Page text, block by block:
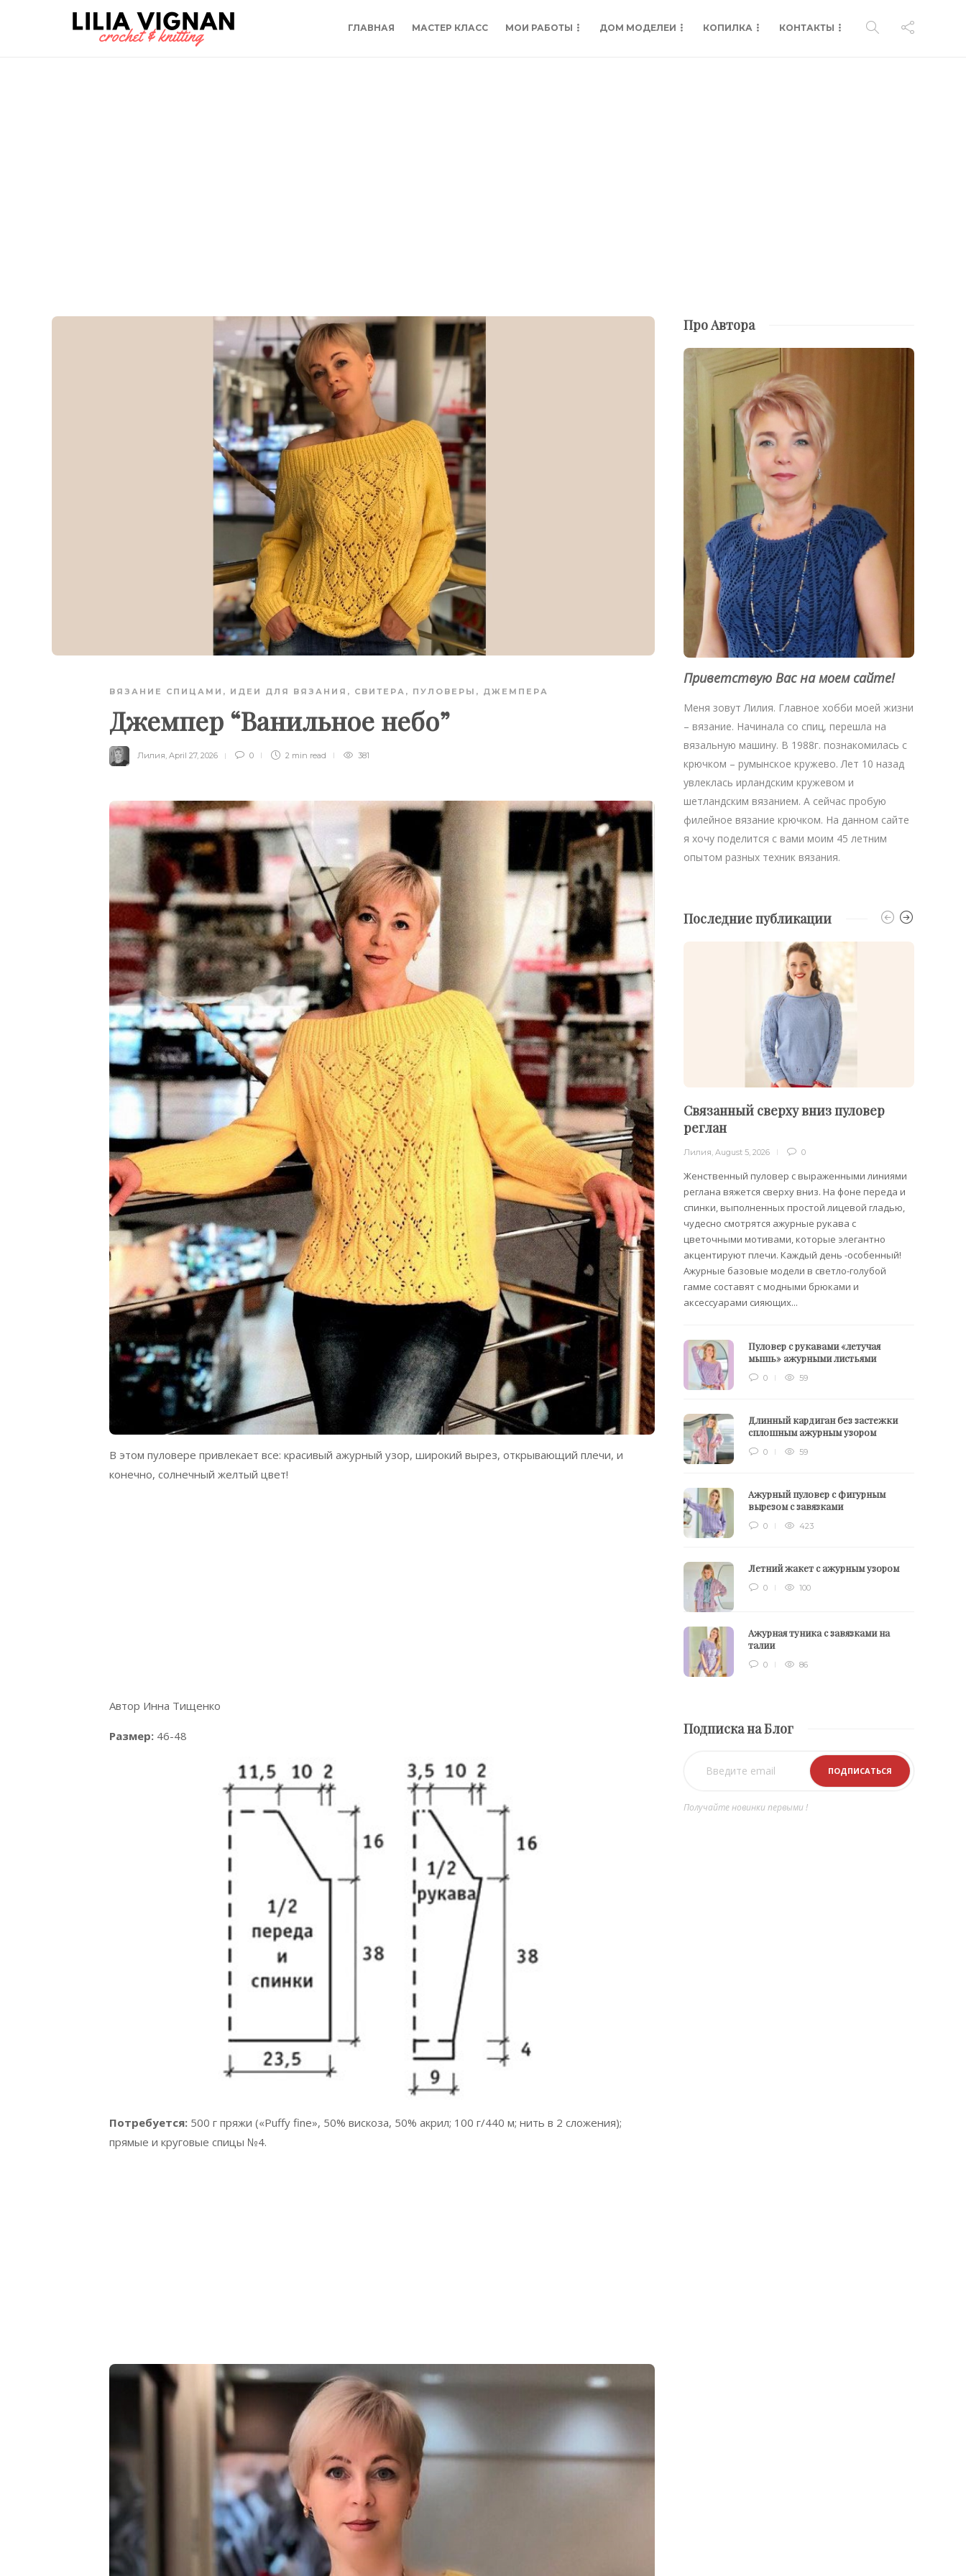
ГЛАВНАЯ МАСТЕР КЛАСС МОИ РАБОТЫ ДОМ МОДЕЛЕИ КОПИЛКА КОНТАКТЫ
ВЯЗАНИЕ СПИЦАМИ , ИДЕИ ДЛЯ ВЯЗАНИЯ , СВИТЕРА, ПУЛОВЕРЫ, ДЖЕМПЕРА
Джемпер “Ванильное небо”
Лилия, April 27, 2026 0 2 min read 381
В этом пуловере привлекает все: красивый ажурный узор, широкий вырез, открывающий плечи, и
конечно, солнечный желтый цвет!
Автор Инна Тищенко
Размер: 46-48
Потребуется: 500 г пряжи («Puffy fine», 50% вискоза, 50% акрил; 100 г/440 м; нить в 2 сложения);
прямые и круговые спицы №4.
Про Автора
Приветствую Вас на моем сайте!
Меня зовут Лилия. Главное хобби моей жизни
– вязание. Начинала со спиц, перешла на
вязальную машину. В 1988г. познакомилась с
крючком – румынское кружево. Лет 10 назад
увлеклась ирландским кружевом и
шетландским вязанием. А сейчас пробую
филейное вязание крючком. На данном сайте
я хочу поделится с вами моим 45 летним
опытом разных техник вязания.
Последние публикации
Связанный сверху вниз пуловер
реглан
Лилия ,August 5, 2026 0
Женственный пуловер с выраженными линиями
реглана вяжется сверху вниз. На фоне переда и
спинки, выполненных простой лицевой гладью,
чудесно смотрятся ажурные рукава с
цветочными мотивами, которые элегантно
акцентируют плечи. Каждый день -особенный!
Ажурные базовые модели в светло-голубой
гамме составят с модными брюками и
аксессуарами сияющих...
Пуловер с рукавами «летучая
мышь» ажурными листьями
0 59
Длинный кардиган без застежки
сплошным ажурным узором
0 59
Ажурный пуловер с фигурным
вырезом с завязками
0 423
Летний жакет с ажурным узором
0 100
Ажурная туника с завязками на
талии
0 86
Подписка на Блог
Получайте новинки первыми !